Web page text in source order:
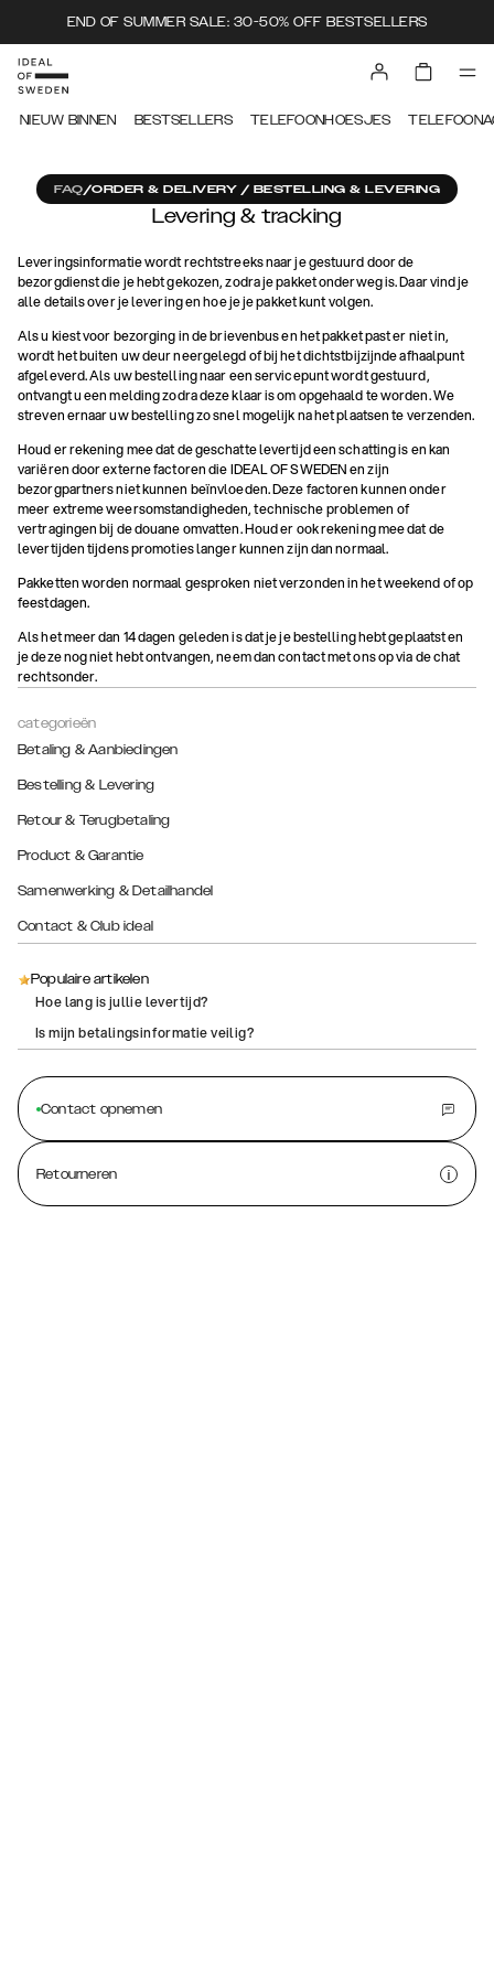
END OF SUMMER SALE: 30-50% OFF BESTSELLERS
NIEUW BINNEN BESTSELLERS TELEFOONHOESJES
FAQ/ORDER & DELIVERY / BESTELLING & LEVERING
Levering & tracking
categorieën
Betaling & Aanbiedingen
Bestelling & Levering
Retour & Terugbetaling
Product & Garantie
Samenwerking & Detailhandel
Contact & Club ideal
Populaire artikelen
Hoe lang is jullie levertijd?
Is mijn betalingsinformatie veilig?
Contact opnemen
Retourneren
Leveringsinformatie wordt rechtstreeks naar je gestuurd door de
bezorgdienst die je hebt gekozen, zodra je pakket onderweg is. Daar vind je
alle details over je levering en hoe je je pakket kunt volgen.
Als u kiest voor bezorging in de brievenbus en het pakket past er niet in,
wordt het buiten uw deur neergelegd of bij het dichtstbijzijnde afhaalpunt
afgeleverd. Als uw bestelling naar een servicepunt wordt gestuurd,
ontvangt u een melding zodra deze klaar is om opgehaald te worden. We
streven ernaar uw bestelling zo snel mogelijk na het plaatsen te verzenden.
Houd er rekening mee dat de geschatte levertijd een schatting is en kan
variëren door externe factoren die IDEAL OF SWEDEN en zijn
bezorgpartners niet kunnen beïnvloeden. Deze factoren kunnen onder
meer extreme weersomstandigheden, technische problemen of
vertragingen bij de douane omvatten. Houd er ook rekening mee dat de
levertijden tijdens promoties langer kunnen zijn dan normaal.
Pakketten worden normaal gesproken niet verzonden in het weekend of op
feestdagen.
Als het meer dan 14 dagen geleden is dat je je bestelling hebt geplaatst en
je deze nog niet hebt ontvangen, neem dan contact met ons op via de chat
rechtsonder.